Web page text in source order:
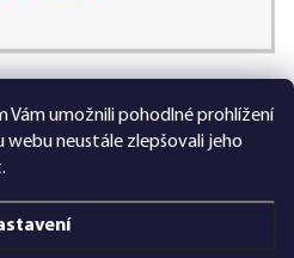
Vám umožnili pohodlné prohlížení
neustále zlepšovali jeho
spokojených zákazníků
Shoptet Premium